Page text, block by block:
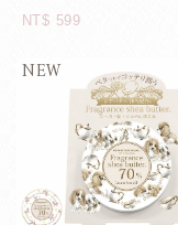
NT$ 599